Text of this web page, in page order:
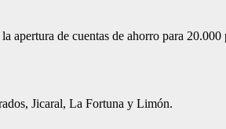
de cuentas de ahorro para 20.000
Jicaral, La Fortuna y Limón.